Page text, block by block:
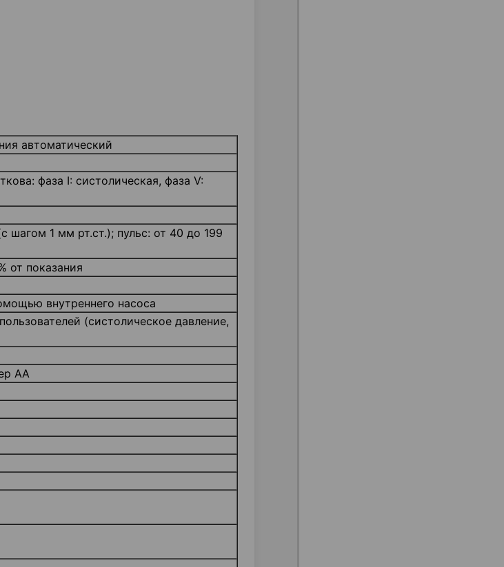
автоматический
фаза I: систолическая, фаза V:
шагом 1 мм рт.ст.); пульс: от 40 до 199
от показания
внутреннего насоса
(систолическое давление,
AA